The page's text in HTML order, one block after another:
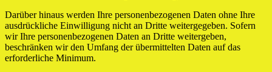
Darüber hinaus werden Ihre personenbezogenen Daten ohne Ihre
ausdrückliche Einwilligung nicht an Dritte weitergegeben. Sofern
wir Ihre personenbezogenen Daten an Dritte weitergeben,
beschränken wir den Umfang der übermittelten Daten auf das
erforderliche Minimum.